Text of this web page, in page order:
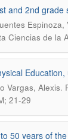
and 2nd
Ciencias de la
Vargas, Alexis.
21-29
50 years of